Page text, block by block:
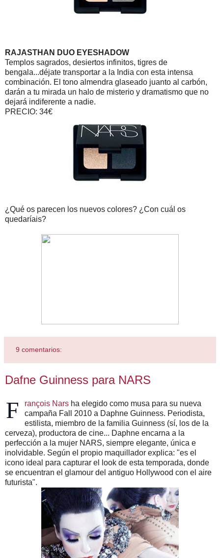
RAJASTHAN DUO EYESHADOW
Templos sagrados, desiertos infinitos, tigres de
bengala...déjate transportar a la India con esta intensa
combinación. El tono almendra glaseado juanto al carbón,
darán a tu mirada un halo de misterio y dramatismo que no
dejará indiferente a nadie.
PRECIO: 34€
¿Qué os parecen los nuevos colores? ¿Con cuál os
quedaríais?
9 comentarios:
Dafne Guinness para NARS
F rançois Nars ha elegido como musa para su nueva
campaña Fall 2010 a Daphne Guinness. Periodista,
estilista, miembro de la familia Guinness (sí, los de la
cerveza), productora de cine... Daphne encarna a la
perfección a la mujer NARS, siempre elegante, única e
inolvidable. Según el propio maquillador explica: "es el
icono ideal para capturar el look de esta temporada, donde
se encuentran el glamour del antiguo Hollywood con el aire
futurista".